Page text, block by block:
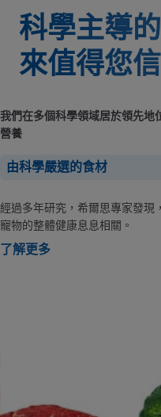
科學主導
來值得您
我們在多個科學領域居於領先地
營養
由科學嚴選的食材
經過多年研究，希爾思專家發現
寵物的整體健康息息相關。
了解更多